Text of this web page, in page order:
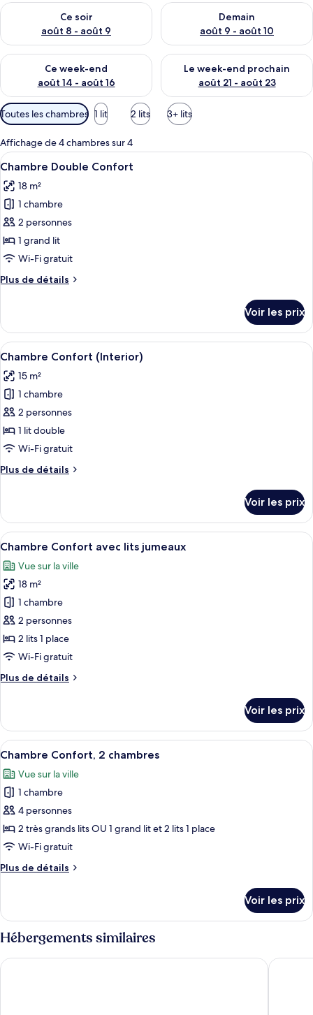
Ce soir
août 8 - août 9
Vérifier la disponibilité pour ce soir août 8 - août 9
Demain
août 9 - août 10
Vérifier la disponibilité pour
Ce week-end
août 14 - août 16
Vérifier la disponibilité pour ce week-end août 14 - août 16
Le week-end prochain
août 21 - août 23
Vérifier la disponibilité pour
Filtres
disponibles
pour
les
chambres
Toutes les chambres 1 lit 2 lits 3+ lits
Affichage de 4 chambres sur 4
Afficher
toutes
les
photos
pour
ce
type
chambre :
Confort
Une chambre d’hôtel moderne
7
Chambre Double Confort
18 m²
1 chambre
2 personnes
1 grand lit
Wi-Fi gratuit
Plus de détails
Plus
le
type
de
Chambre
Double
Voir les prix
Afficher
toutes
les
photos
pour
ce
type
chambre :
(Interior)
Une chambre d’hôtel avec un
5
Chambre Confort (Interior)
15 m²
1 chambre
2 personnes
1 lit double
Wi-Fi gratuit
Plus de détails
Plus
le
type
de
Chambre
Confort
(Interior)
Voir les prix
Afficher
toutes
les
photos
pour
ce
type
de
chambre :
Chambre
lits
jumeaux
Une chambre d’hôtel avec deux lits,
6
Chambre Confort avec lits jumeaux
Vue sur la ville
18 m²
1 chambre
2 personnes
2 lits 1 place
Wi-Fi gratuit
Plus de détails
Plus
le
type
de
Chambre
Confort
lits
jumeaux
Voir les prix
Afficher
toutes
les
photos
pour
ce
type
chambre :
2
chambres
Une chambre d’hôtel avec un lit, un
7
Chambre Confort, 2 chambres
Vue sur la ville
1 chambre
4 personnes
2 très grands lits OU 1 grand lit et 2 lits 1 place
Wi-Fi gratuit
Plus de détails
Plus
le
type
de
Chambre
Voir les prix
Hébergements similaires
Catalonia Barcelona Plaza LA